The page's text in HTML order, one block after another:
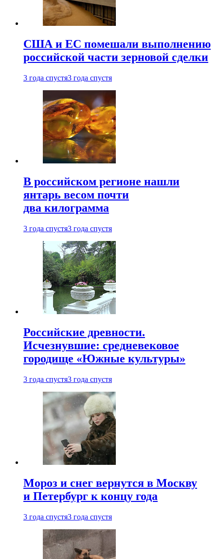
США и ЕС помешали выполнению
российской части зерновой сделки
3 года спустя3 года спустя
В российском регионе нашли
янтарь весом почти
два килограмма
3 года спустя3 года спустя
Российские древности.
Исчезнувшие: средневековое
городище «Южные культуры»
3 года спустя3 года спустя
Мороз и снег вернутся в Москву
и Петербург к концу года
3 года спустя3 года спустя